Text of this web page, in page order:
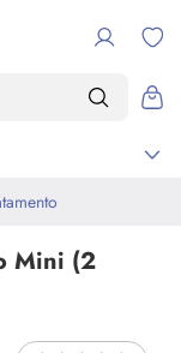
Mini (2